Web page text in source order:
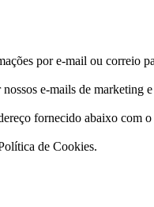
por e-mail ou correio
e-mails de marketing
fornecido abaixo com
de Cookies.